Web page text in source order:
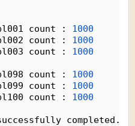
count : 1000
count : 1000
count : 1000
count : 1000
count : 1000
count : 1000
completed.